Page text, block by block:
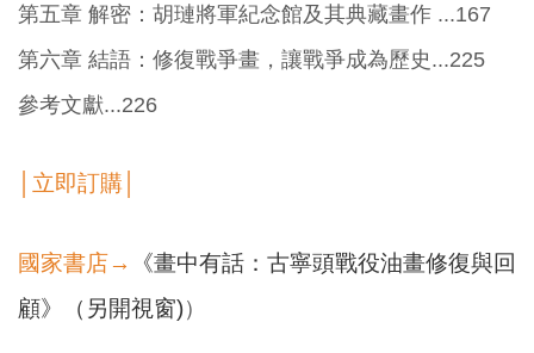
第五章 解密：胡璉將軍紀念館及其典藏畫作 ...167
第六章 結語：修復戰爭畫，讓戰爭成為歷史...225
參考文獻...226
│立即訂購│
國家書店→
《畫中有話：古寧頭戰役油畫修復與回
顧》（另開視窗)）